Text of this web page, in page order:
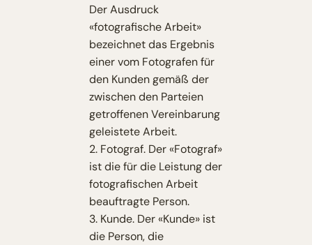
Der Ausdruck
«fotografische Arbeit»
bezeichnet das Ergebnis
einer vom Fotografen für
den Kunden gemäß der
zwischen den Parteien
getroffenen Vereinbarung
geleistete Arbeit.
2. Fotograf. Der «Fotograf»
ist die für die Leistung der
fotografischen Arbeit
beauftragte Person.
3. Kunde. Der «Kunde» ist
die Person, die